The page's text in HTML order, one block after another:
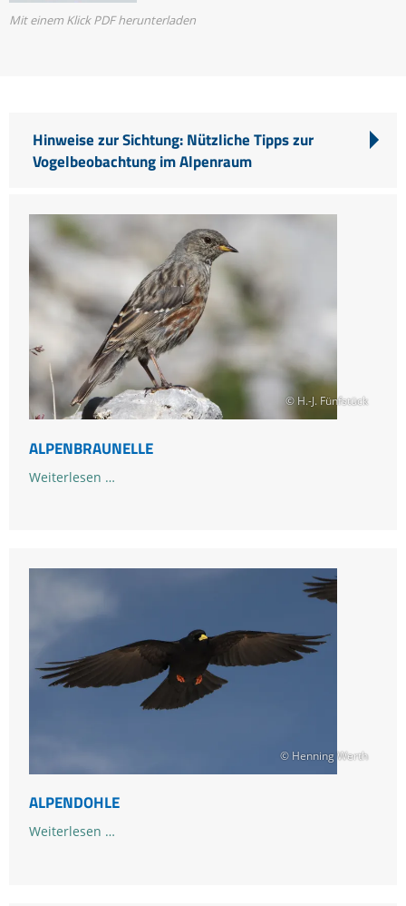
Mit einem Klick PDF herunterladen
Hinweise zur Sichtung: Nützliche Tipps zur
Vogelbeobachtung im Alpenraum
© H.-J. Fünfstück
ALPENBRAUNELLE
Weiterlesen …Alpenbraunelle
© Henning Werth
ALPENDOHLE
Weiterlesen …Alpendohle